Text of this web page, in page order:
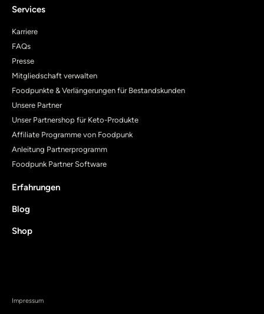
Services
Karriere
FAQs
Presse
Mitgliedschaft verwalten
Foodpunkte & Verlängerungen für Bestandskunden
Unsere Partner
Unser Partnershop für Keto-Produkte
Affiliate Programme von Foodpunk
Anleitung Partnerprogramm
Foodpunk Partner Software
Erfahrungen
Blog
Shop
Impressum